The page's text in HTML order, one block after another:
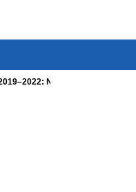
Nadiem Dipanggil,